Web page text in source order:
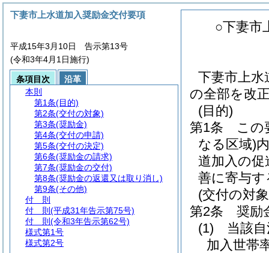
○下妻市
下妻市上水
の全部を改
(目的)
第1条
この
なる区域)
道加入の
善に寄与
(交付の対
第2条
奨励
(1)
当該
加入世帯
下妻市上水道加入奨励金交付要項
平成15年3月10日 告示第13号
(令和3年4月1日施行)
条項目次
沿革
本則
第1条(目的)
第2条(交付の対象)
第3条(奨励金)
第4条(交付の申請)
第5条(交付の決定)
第6条(奨励金の請求)
第7条(奨励金の交付)
第8条(奨励金の返還又は取り消し)
第9条(その他)
付 則
付 則 (平成31年告示第75号)
付 則 (令和3年告示第62号)
様式第1号
様式第2号